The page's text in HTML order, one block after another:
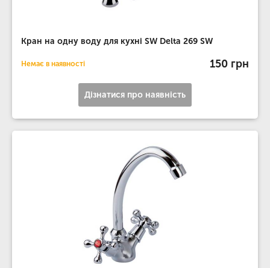
Кран на одну воду для кухні SW Delta 269 SW
Немає в наявності 150 грн
Дізнатися про наявність